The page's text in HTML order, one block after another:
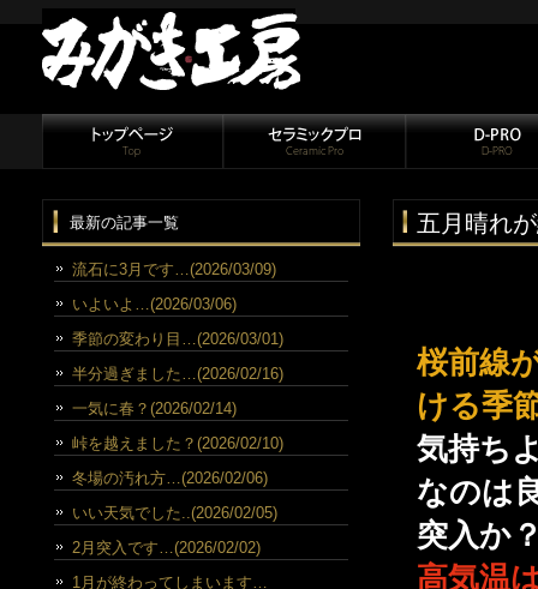
五月晴れ
桜前線
ける季
気持ち
なのは
突入か
高気温
最新の記事一覧
流石に3月です…(2026/03/09)
いよいよ…(2026/03/06)
季節の変わり目…(2026/03/01)
半分過ぎました…(2026/02/16)
一気に春？(2026/02/14)
峠を越えました？(2026/02/10)
冬場の汚れ方…(2026/02/06)
いい天気でした..(2026/02/05)
2月突入です…(2026/02/02)
1月が終わってしまいます…